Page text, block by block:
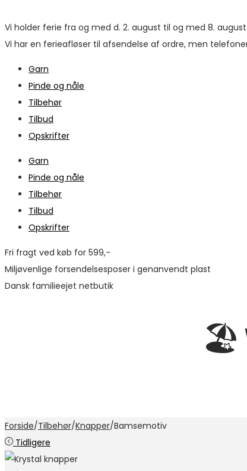
Vi holder ferie fra og med d. 2. august til og med 8. august.
Vi har en ferieafløser til afsendelse af ordre, men
Garn
Pinde og nåle
Tilbehør
Tilbud
Opskrifter
Garn
Pinde og nåle
Tilbehør
Tilbud
Opskrifter
Fri fragt ved køb for 599,-
Miljøvenlige forsendelsesposer i genanvendt plast
Dansk familieejet netbutik
🏖️ Vi
Forside/Tilbehør/Knapper/Bamsemotiv
Tidligere